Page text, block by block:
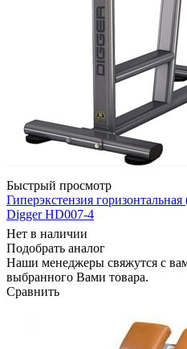
Быстрый просмотр
Гиперэкстензия
Digger HD007-4
Нет в наличии
Подобрать аналог
Наши менеджеры свяжутся с
выбранного Вами товара.
Сравнить